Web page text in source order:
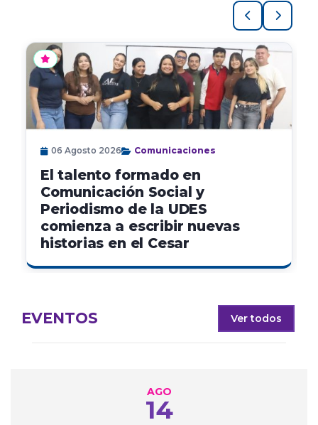
06 Agosto 2026 Comunicaciones
El talento formado en
Comunicación Social y
Periodismo de la UDES
comienza a escribir nuevas
historias en el Cesar
EVENTOS Ver todos
AGO
14